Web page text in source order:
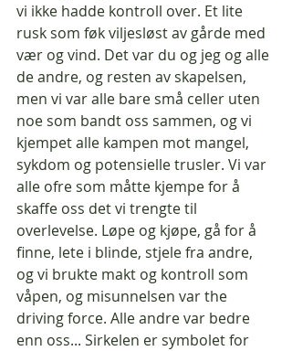
vi ikke hadde kontroll over. Et lite
rusk som føk viljesløst av gårde med
vær og vind. Det var du og jeg og alle
de andre, og resten av skapelsen,
men vi var alle bare små celler uten
noe som bandt oss sammen, og vi
kjempet alle kampen mot mangel,
sykdom og potensielle trusler. Vi var
alle ofre som måtte kjempe for å
skaffe oss det vi trengte til
overlevelse. Løpe og kjøpe, gå for å
finne, lete i blinde, stjele fra andre,
og vi brukte makt og kontroll som
våpen, og misunnelsen var the
driving force. Alle andre var bedre
enn oss... Sirkelen er symbolet for